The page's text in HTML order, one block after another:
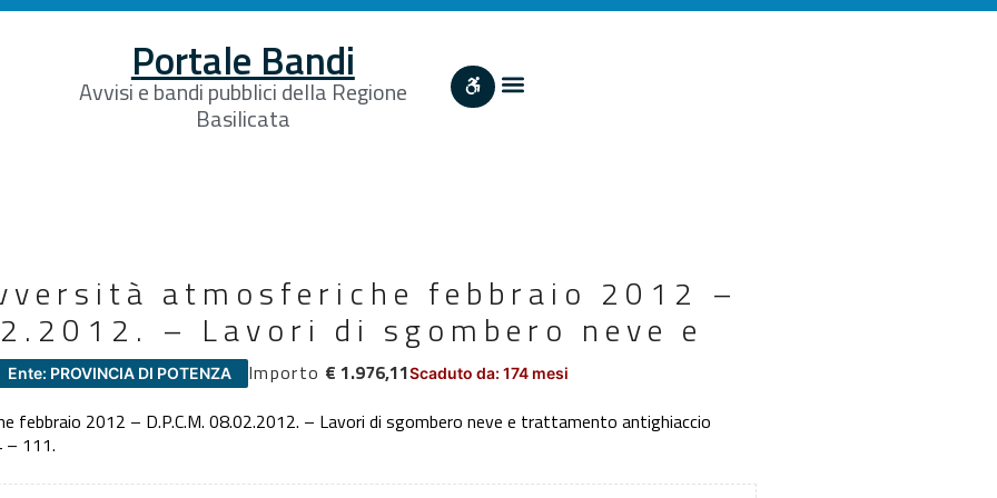
Portale Bandi
Avvisi e bandi pubblici della Regione
Basilicata
atmosferiche febbraio 2012 –
– Lavori di sgombero neve e
Ente: PROVINCIA DI POTENZA Importo € 1.976,11Scaduto da: 174 mesi
febbraio 2012 – D.P.C.M. 08.02.2012. – Lavori di sgombero neve e trattamento antighiaccio
– 111.